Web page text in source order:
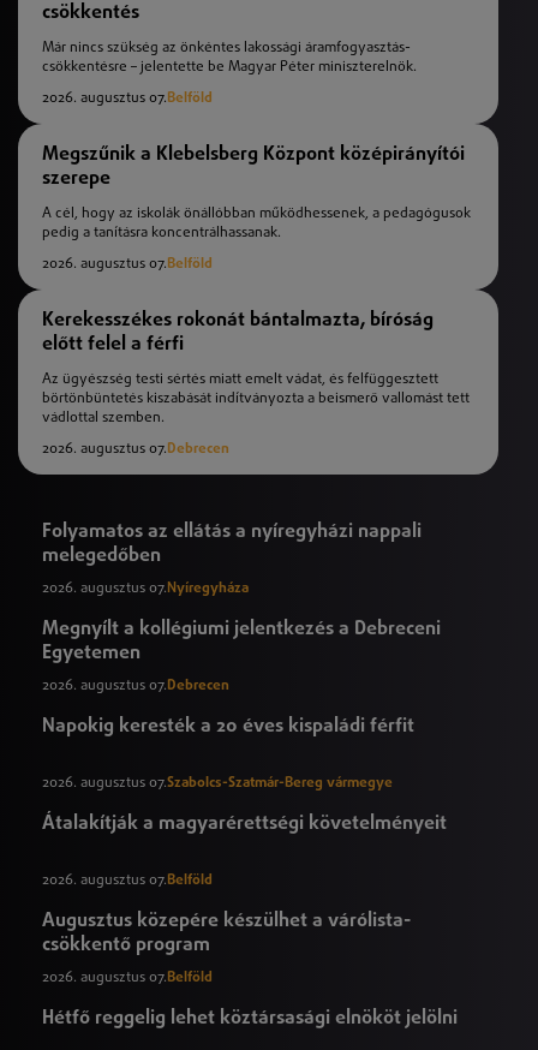
csökkentés
Már nincs szükség az önkéntes lakossági áramfogyasztás-
csökkentésre – jelentette be Magyar Péter miniszterelnök.
2026. augusztus 07.Belföld
Megszűnik a Klebelsberg Központ középirányítói
szerepe
A cél, hogy az iskolák önállóbban működhessenek, a pedagógusok
pedig a tanításra koncentrálhassanak.
2026. augusztus 07.Belföld
Kerekesszékes rokonát bántalmazta, bíróság
előtt felel a férfi
Az ügyészség testi sértés miatt emelt vádat, és felfüggesztett
börtönbüntetés kiszabását indítványozta a beismerő vallomást tett
vádlottal szemben.
2026. augusztus 07.Debrecen
Folyamatos az ellátás a nyíregyházi nappali
melegedőben
2026. augusztus 07. Nyíregyháza
Megnyílt a kollégiumi jelentkezés a Debreceni
Egyetemen
2026. augusztus 07.Debrecen
Napokig keresték a 20 éves kispaládi férfit
2026. augusztus 07.Szabolcs-Szatmár-Bereg vármegye
Átalakítják a magyarérettségi követelményeit
2026. augusztus 07.Belföld
Augusztus közepére készülhet a várólista-
csökkentő program
2026. augusztus 07.Belföld
Hétfő reggelig lehet köztársasági elnököt jelölni